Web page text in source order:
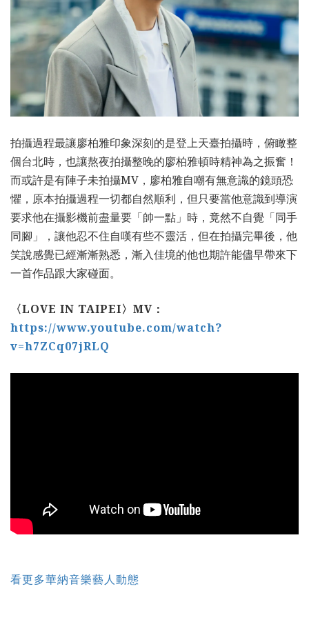
拍攝過程最讓廖柏雅印象深刻的是登上天臺拍攝時，俯瞰整
個台北時，也讓熬夜拍攝整晚的廖柏雅頓時精神為之振奮！
而或許是有陣子未拍攝MV，廖柏雅自嘲有無意識的鏡頭恐
懼，原本拍攝過程一切都自然順利，但只要當他意識到導演
要求他在攝影機前盡量要「帥一點」時，竟然不自覺「同手
同腳」，讓他忍不住自嘆有些不靈活，但在拍攝完畢後，他
笑說感覺已經漸漸熟悉，漸入佳境的他也期許能儘早帶來下
一首作品跟大家碰面。
〈LOVE IN TAIPEI〉 MV ：
https://www.youtube.com/watch?
v=h7ZCq07jRLQ
看更多華納音樂藝人動態